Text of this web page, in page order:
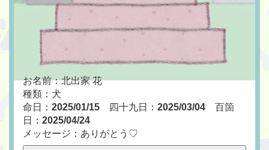
お名前：北出家 花
種類：犬
命日： 2025/01/15 四十九日： 2025/03/04 百箇
日： 2025/04/24
メッセージ：ありがとう♡